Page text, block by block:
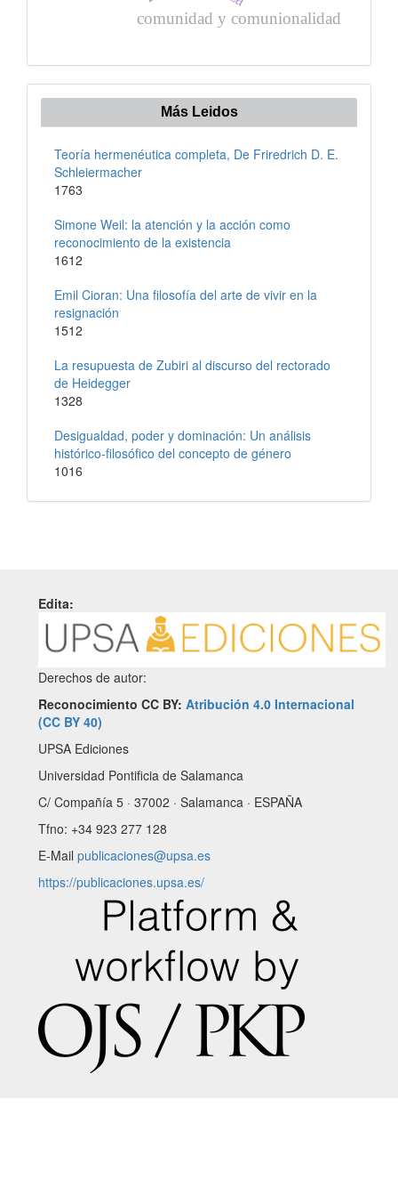
comunidad y comunionalidad
Más Leidos
Teoría hermenéutica completa, De Friredrich D. E.
Schleiermacher
1763
Simone Weil: la atención y la acción como
reconocimiento de la existencia
1612
Emil Cioran: Una filosofía del arte de vivir en la
resignación
1512
La resupuesta de Zubiri al discurso del rectorado
de Heidegger
1328
Desigualdad, poder y dominación: Un análisis
histórico-filosófico del concepto de género
1016
Edita:
Derechos de autor:
Reconocimiento CC BY: Atribución 4.0 Internacional
(CC BY 40)
UPSA Ediciones
Universidad Pontificia de Salamanca
C/ Compañía 5 · 37002 · Salamanca · ESPAÑA
Tfno: +34 923 277 128
E-Mail publicaciones@upsa.es
https://publicaciones.upsa.es/